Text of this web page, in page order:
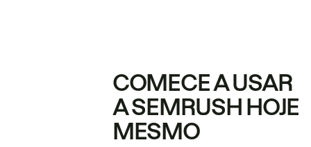
COMECE A USAR
A SEMRUSH HOJE
MESMO